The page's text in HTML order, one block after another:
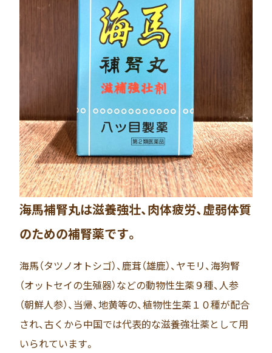
海馬補腎丸は滋養強壮、肉体疲労、虚弱体質
のための補腎薬です。
海馬（タツノオトシゴ）、鹿茸（雄鹿）、ヤモリ、海狗腎
（オットセイの生殖器）などの動物性生薬９種、人参
（朝鮮人参）、当帰、地黄等の、植物性生薬１０種が配合
され、古くから中国では代表的な滋養強壮薬として用
いられています。